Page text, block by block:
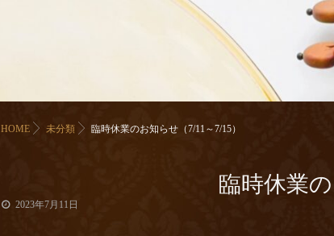
HOME 未分類 臨時休業のお知らせ（7/11～7/15）
臨時休業の
2023年7月11日